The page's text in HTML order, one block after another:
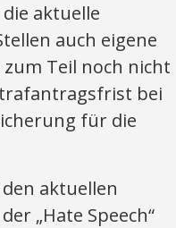
aktuelle
auch eigene
Teil noch nicht
bei
für die
aktuellen
„Hate Speech“